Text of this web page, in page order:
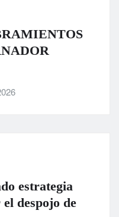
estrategia
despojo de